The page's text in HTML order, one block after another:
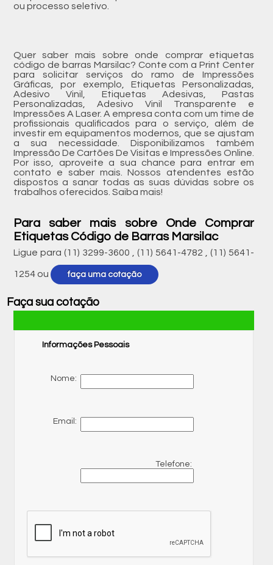
ou processo seletivo.
Quer saber mais sobre onde comprar etiquetas
código de barras Marsilac? Conte com a Print Center
para solicitar serviços do ramo de Impressões
Gráficas, por exemplo, Etiquetas Personalizadas,
Adesivo Vinil, Etiquetas Adesivas, Pastas
Personalizadas, Adesivo Vinil Transparente e
Impressões A Laser. A empresa conta com um time de
profissionais qualificados para o serviço, além de
investir em equipamentos modernos, que se ajustam
a sua necessidade. Disponibilizamos também
Impressão De Cartões De Visitas e Impressões Online.
Por isso, aproveite a sua chance para entrar em
contato e saber mais. Nossos atendentes estão
dispostos a sanar todas as suas dúvidas sobre os
trabalhos oferecidos. Saiba mais!
Para saber mais sobre Onde Comprar
Etiquetas Código de Barras Marsilac
Ligue para (11) 3299-3600 ,(11) 5641-4782 ,(11) 5641-
1254 ou faça uma cotação
Faça sua cotação
Informações Pessoais
Nome:
Email:
Telefone: